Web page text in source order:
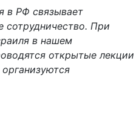
в РФ связывает
сотрудничество. При
в нашем
открытые лекции